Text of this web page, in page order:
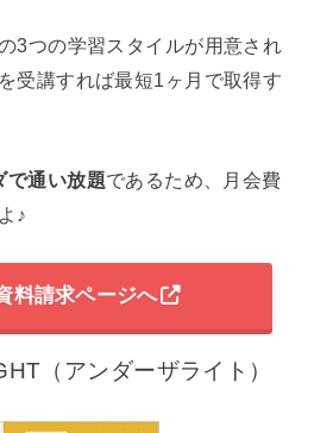
3つの学習スタイルが用意され
受講すれば最短1ヶ月で取得す
で通い放題であるため、月会費
♪
料請求ページへ
（アンダーザライト）